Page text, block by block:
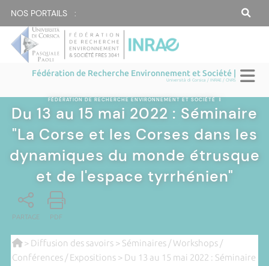
NOS PORTAILS :
Fédération de Recherche Environnement et Société |
Università di Corsica / INRAE / CNRS
FÉDÉRATION DE RECHERCHE ENVIRONNEMENT ET SOCIÉTÉ |
Du 13 au 15 mai 2022 : Séminaire
"La Corse et les Corses dans les
dynamiques du monde étrusque
et de l'espace tyrrhénien"
PARTAGE PDF
> Diffusion des savoirs> Séminaires / Workshops /
Conférences / Expositions> Du 13 au 15 mai 2022 : Séminaire